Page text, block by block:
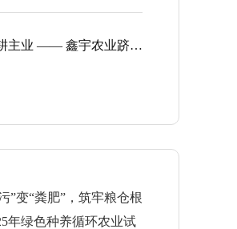
学术赋能 深耕主业 —— 鑫宇农业跻身中国农学会单位会员
”变“粪肥”，筑牢粮仓根
年绿色种养循环农业试